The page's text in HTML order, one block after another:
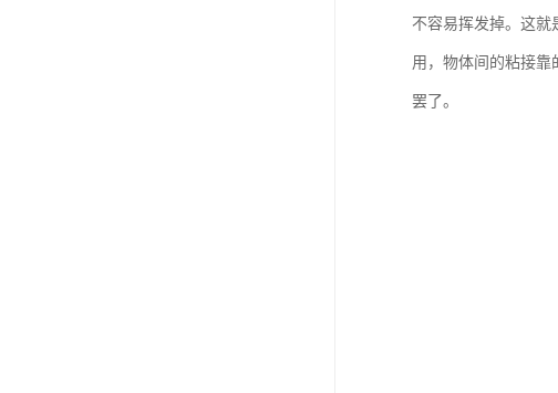
不容易挥发掉。这就
用，物体间的粘接靠
罢了。